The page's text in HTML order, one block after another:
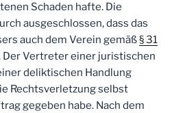
Schaden hafte. Die
ausgeschlossen, dass das
auch dem Verein gemäß§ 31
Der Vertreter einer juristischen
deliktischen Handlung
Rechtsverletzung selbst
gegeben habe. Nach dem